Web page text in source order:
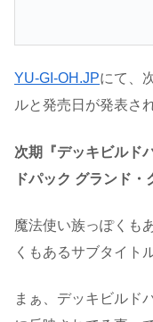
YU-GI-OH.JPにて、
ルと発売日が発表さ
次期『デッキビルド
ドパック グランド・
魔法使い族っぽくも
くもあるサブタイト
まぁ、デッキビルド